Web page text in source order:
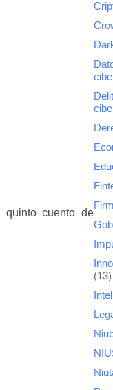
cuento de
(13)